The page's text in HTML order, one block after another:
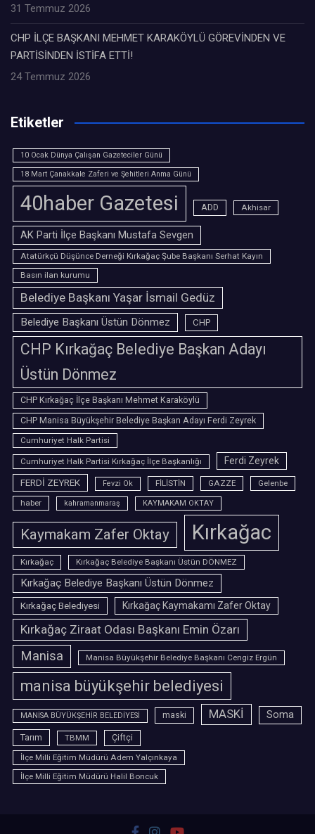
31 Temmuz 2026
CHP İLÇE BAŞKANI MEHMET KARAKÖYLÜ GÖREVİNDEN VE
PARTİSİNDEN İSTİFA ETTİ!
24 Temmuz 2026
Etiketler
10 Ocak Dünya Çalışan Gazeteciler Günü
18 Mart Çanakkale Zaferi ve Şehitleri Anma Günü
40haber Gazetesi ADD Akhisar
AK Parti İlçe Başkanı Mustafa Sevgen
Atatürkçü Düşünce Derneği Kırkağaç Şube Başkanı Serhat Kayın
Basın ilan kurumu
Belediye Başkanı Yaşar İsmail Gedüz
Belediye Başkanı Üstün Dönmez CHP
CHP Kırkağaç Belediye Başkan Adayı
Üstün Dönmez
CHP Kırkağaç İlçe Başkanı Mehmet Karaköylü
CHP Manisa Büyükşehir Belediye Başkan Adayı Ferdi Zeyrek
Cumhuriyet Halk Partisi
Cumhuriyet Halk Partisi Kırkağaç İlçe Başkanlığı
Ferdi Zeyrek
FERDİ ZEYREK
Fevzi Ok FİLİSTİN GAZZE
Gelenbe
haber
kahramanmaraş KAYMAKAM OKTAY
Kaymakam Zafer Oktay Kırkağac
Kırkağaç Kırkağaç Belediye Başkanı Üstün DÖNMEZ
Kırkağaç Belediye Başkanı Üstün Dönmez
Kırkağaç Belediyesi Kırkağaç Kaymakamı Zafer Oktay
Kırkağaç Ziraat Odası Başkanı Emin Özarı
Manisa Manisa Büyükşehir Belediye Başkanı Cengiz Ergün
manisa büyükşehir belediyesi
MANİSA BÜYÜKŞEHİR BELEDİYESİ maski MASKİ Soma
Tarım TBMM
Çiftçi
İlçe Milli Eğitim Müdürü Adem Yalçınkaya
İlçe Milli Eğitim Müdürü Halil Boncuk